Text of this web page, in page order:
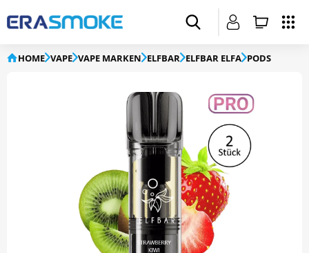
HOME VAPE VAPE MARKEN ELFBAR ELFBAR ELFA PODS